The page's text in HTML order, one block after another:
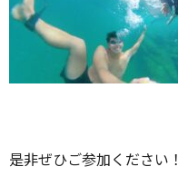
是非ぜひご参加ください！